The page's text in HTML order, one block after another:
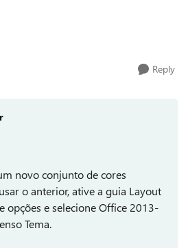
Reply
novo conjunto de cores
o anterior, ative a guia Layout
opções e selecione Office 2013-
Tema.